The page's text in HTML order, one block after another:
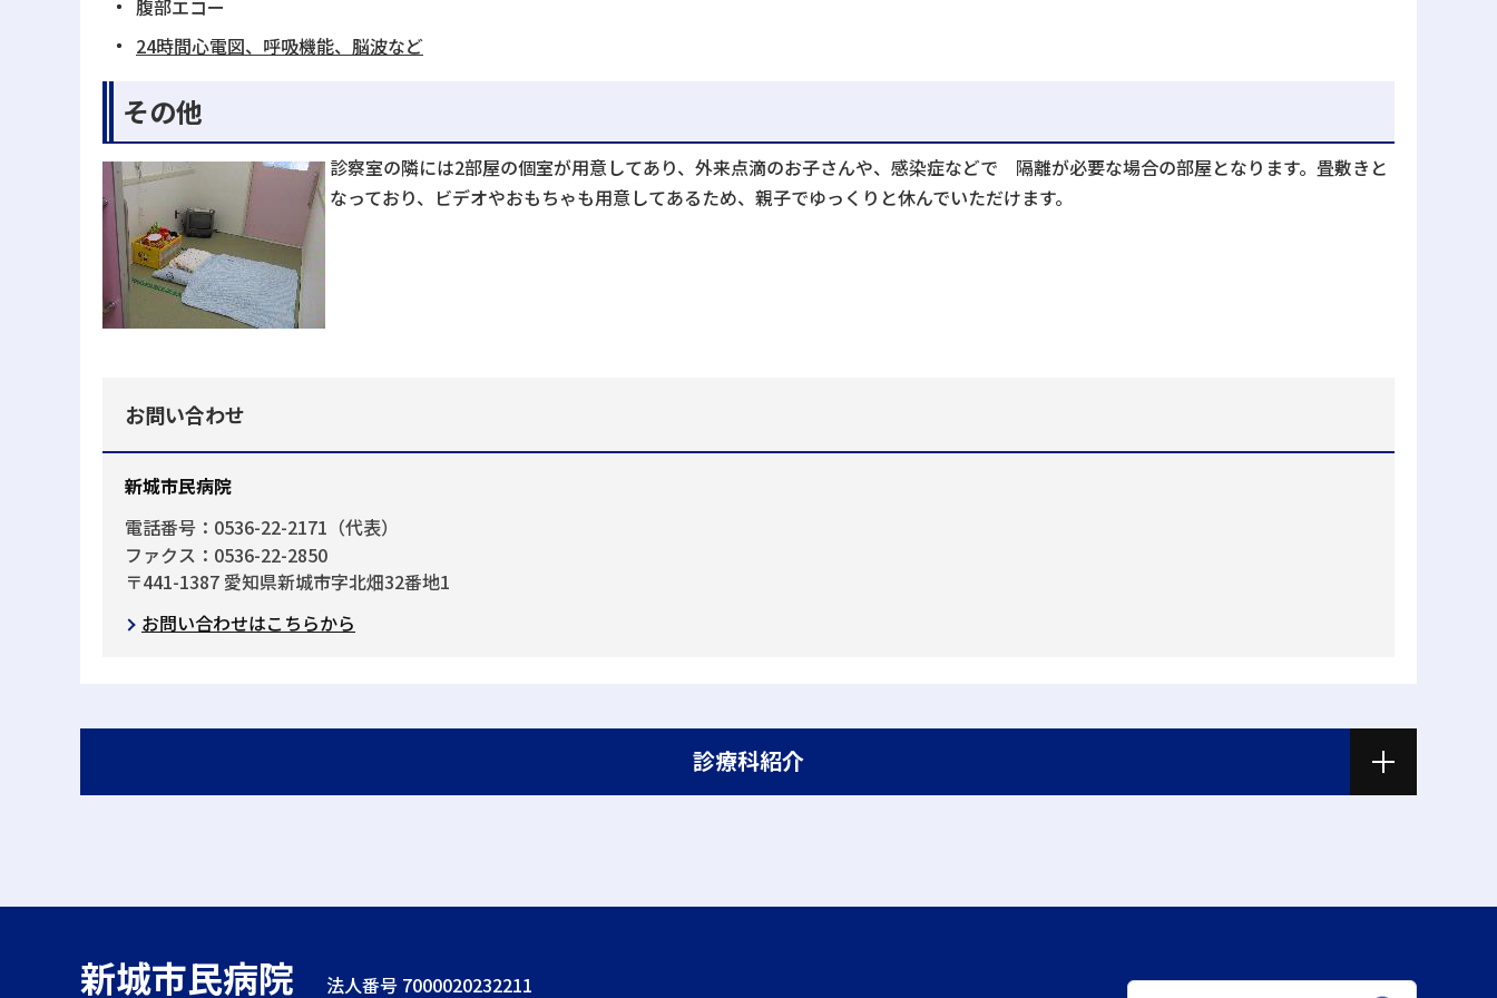
腹部エコー
24時間心電図、呼吸機能、脳波など
その他
診察室の隣には2部屋の個室が用意してあり、外来点滴のお子さんや、感染症などで 隔離が必要な場合の部屋となります。畳敷きと
なっており、ビデオやおもちゃも用意してあるため、親子でゆっくりと休んでいただけます。
お問い合わせ
新城市民病院
電話番号：0536-22-2171（代表）
ファクス：0536-22-2850
〒441-1387 愛知県新城市字北畑32番地1
お問い合わせはこちらから
診療科紹介
新城市民病院
法人番号 7000020232211